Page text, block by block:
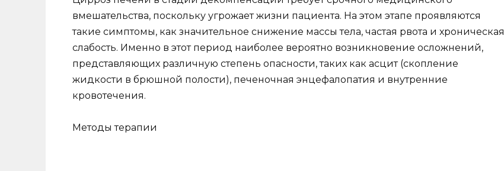
вмешательства, поскольку угрожает жизни пациента. На этом этапе проявляются
такие симптомы, как значительное снижение массы тела, частая рвота и хроническая
слабость. Именно в этот период наиболее вероятно возникновение осложнений,
представляющих различную степень опасности, таких как асцит (скопление
жидкости в брюшной полости), печеночная энцефалопатия и внутренние
кровотечения.
Методы терапии